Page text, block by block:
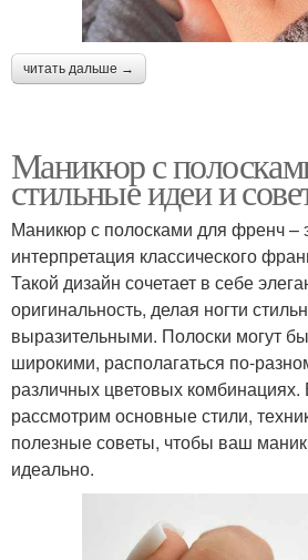
читать дальше →
Маникюр с
стильные идеи и
Маникюр с полосками для френч –
интерпретация классического
Такой дизайн сочетает в себе
оригинальность, делая ногти
выразительными. Полоски могут
широкими, располагаться по-
различных цветовых комбинациях.
рассмотрим основные стили,
полезные советы, чтобы ваш
идеально.